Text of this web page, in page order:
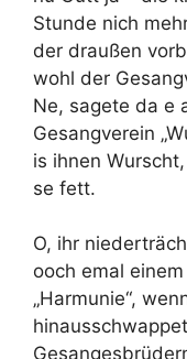
Stunde nich
der draußen
wohl der
Ne, sagete da e
Gesangverein
is ihnen
se fett.
O, ihr
ooch emal
„Harmunie“,